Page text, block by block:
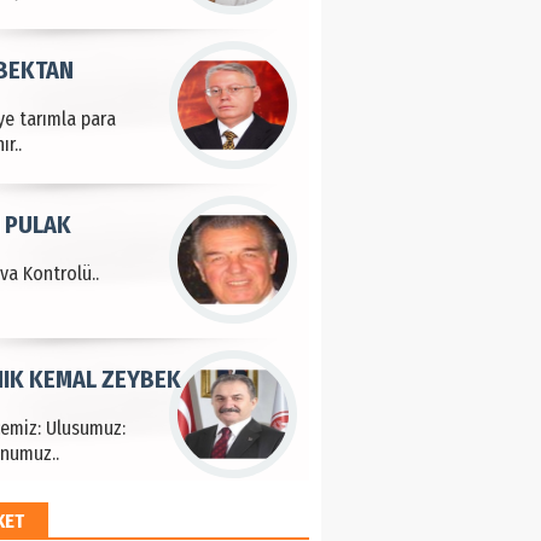
tarımla para
Kontrolü..
PULAK
Ulusumuz:
KEMAL ZEYBEK
HAYRİ PEKER